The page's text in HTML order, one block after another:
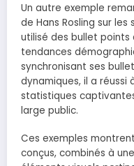
Un autre exemple
de Hans Rosling sur
utilisé des bullet points
tendances
synchronisant ses
dynamiques, il a réussi
statistiques
large public.
Ces exemples
conçus, combinés à